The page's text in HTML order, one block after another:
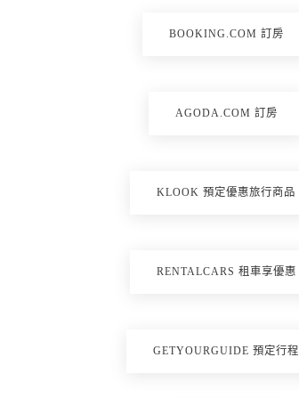
BOOKING.COM 訂房
AGODA.COM 訂房
KLOOK 預定優惠旅行商品
RENTALCARS 租車享優惠
GETYOURGUIDE 預定行程